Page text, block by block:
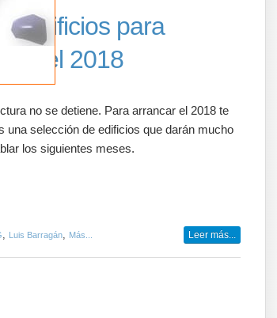
edificios para
el 2018
no se detiene. Para arrancar el 2018 te
una selección de edificios que darán mucho
los siguientes meses.
, Luis Barragán, Más... Leer más...